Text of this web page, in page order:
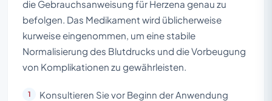
die Gebrauchsanweisung für Herzena genau zu
befolgen. Das Medikament wird üblicherweise
kurweise eingenommen, um eine stabile
Normalisierung des Blutdrucks und die Vorbeugung
von Komplikationen zu gewährleisten.
Konsultieren Sie vor Beginn der Anwendung